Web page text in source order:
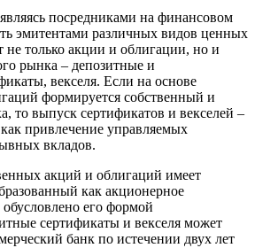
посредниками на финансовом
эмитентами различных видов ценных
только акции и облигации, но и
рынка – депозитные и
векселя. Если на основе
формируется собственный и
то выпуск сертификатов и векселей –
привлечение управляемых
вкладов.
акций и облигаций имеет
как акционерное
его формой
сертификаты и векселя может
банк по истечении двух лет